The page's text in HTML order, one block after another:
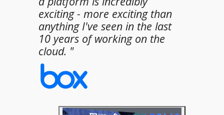
exciting - more exciting than
anything I've seen in the last
10 years of working on the
cloud. "